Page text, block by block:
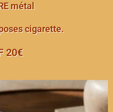
métal
cigarette.
20€